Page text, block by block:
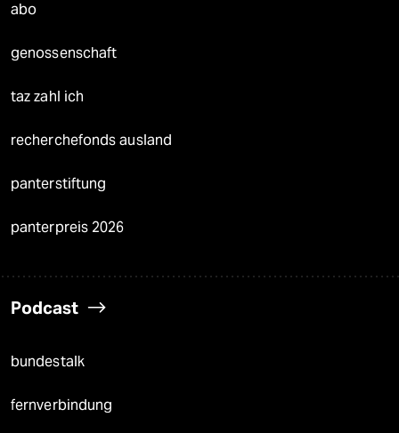
abo
genossenschaft
taz zahl ich
recherchefonds ausland
panterstiftung
panterpreis 2026
Podcast
bundestalk
fernverbindung